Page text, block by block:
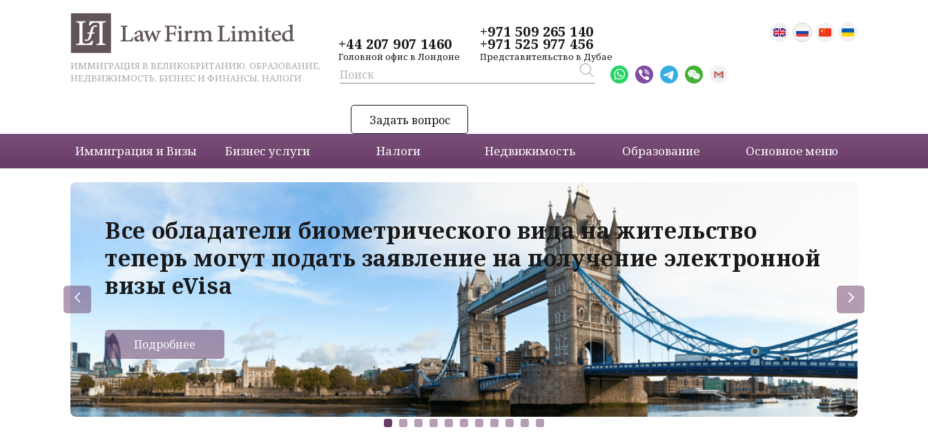
ИММИГРАЦИЯ В ВЕЛИКОБРИТАНИЮ, ОБРАЗОВАНИЕ,
НЕДВИЖИМОСТЬ, БИЗНЕС И ФИНАНСЫ, НАЛОГИ
+44 207 907 1460
Головной офис в Лондоне
+971 509 265 140
+971 525 977 456
Представительство в Дубае
Задать вопрос
Иммиграция и Визы Бизнес услуги Налоги Недвижимость Образование Основное меню
Все обладатели биометрического вида на жительство
теперь могут подать заявление на получение электронной
визы eVisa
Подробнее